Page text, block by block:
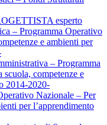
esperto
– Programma Operativo
e ambienti per
– Programma
competenze e
2014-2020-
Nazionale – Per
per l’apprendimento